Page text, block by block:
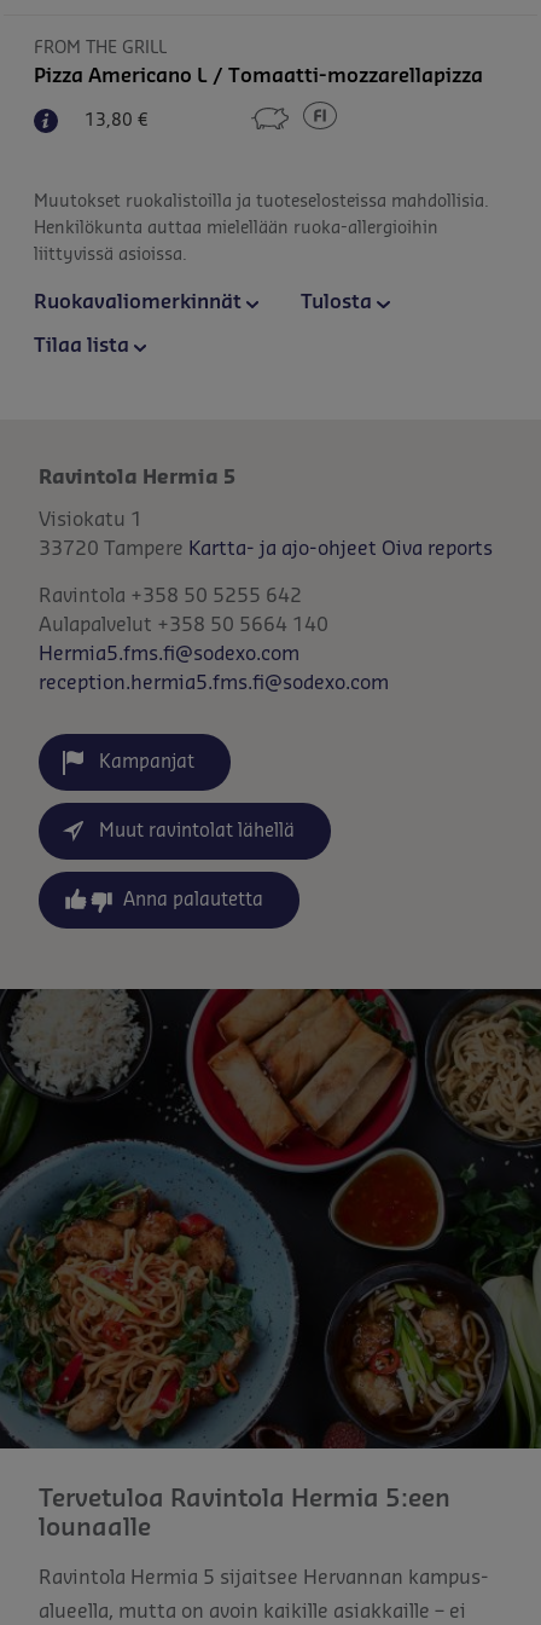
FROM THE GRILL
Pizza Americano L / Tomaatti-mozzarellapizza
13,80 €
Muutokset ruokalistoilla ja tuoteselosteissa mahdollisia.
Henkilökunta auttaa mielellään ruoka-allergioihin
liittyvissä asioissa.
Ruokavaliomerkinnät Tulosta
Tilaa lista
Ravintola Hermia 5
Visiokatu 1
33720
Tampere Kartta- ja ajo-ohjeet Oiva reports
Ravintola +358 50 5255 642
Aulapalvelut +358 50 5664 140
Hermia5.fms.fi@sodexo.com
reception.hermia5.fms.fi@sodexo.com
Kampanjat
Muut ravintolat lähellä
Anna palautetta
Tervetuloa Ravintola Hermia 5:een
lounaalle
Ravintola Hermia 5 sijaitsee Hervannan kampus-
alueella, mutta on avoin kaikille asiakkaille – ei